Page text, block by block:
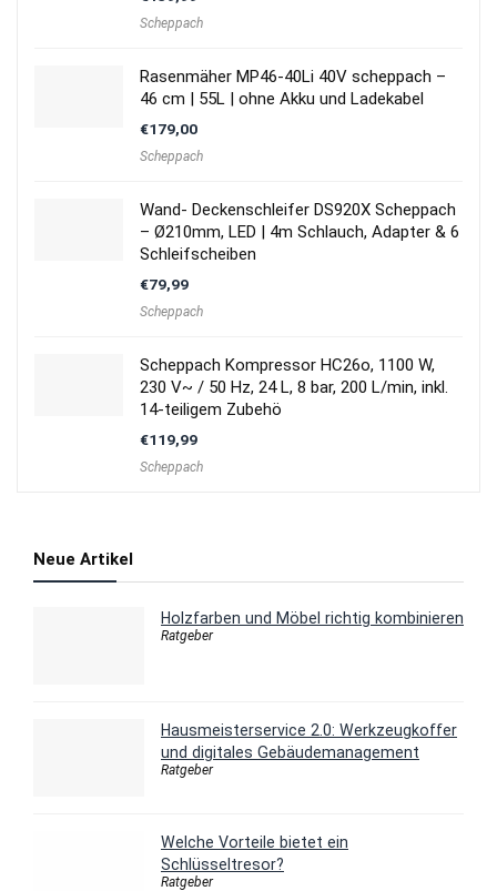
Scheppach
Rasenmäher MP46-40Li 40V scheppach –
46 cm | 55L | ohne Akku und Ladekabel
€179,00
Scheppach
Wand- Deckenschleifer DS920X Scheppach
– Ø210mm, LED | 4m Schlauch, Adapter & 6
Schleifscheiben
€79,99
Scheppach
Scheppach Kompressor HC26o, 1100 W,
230 V~ / 50 Hz, 24 L, 8 bar, 200 L/min, inkl.
14-teiligem Zubehö
€119,99
Scheppach
Neue Artikel
Holzfarben und Möbel richtig kombinieren
Ratgeber
Hausmeisterservice 2.0: Werkzeugkoffer
und digitales Gebäudemanagement
Ratgeber
Welche Vorteile bietet ein
Schlüsseltresor?
Ratgeber